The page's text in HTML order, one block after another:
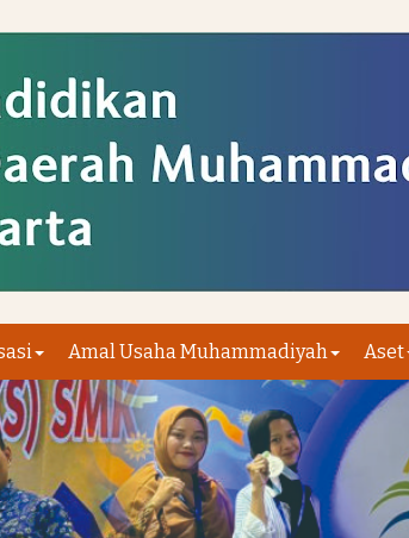
Amal Usaha Muhammadiyah Aset